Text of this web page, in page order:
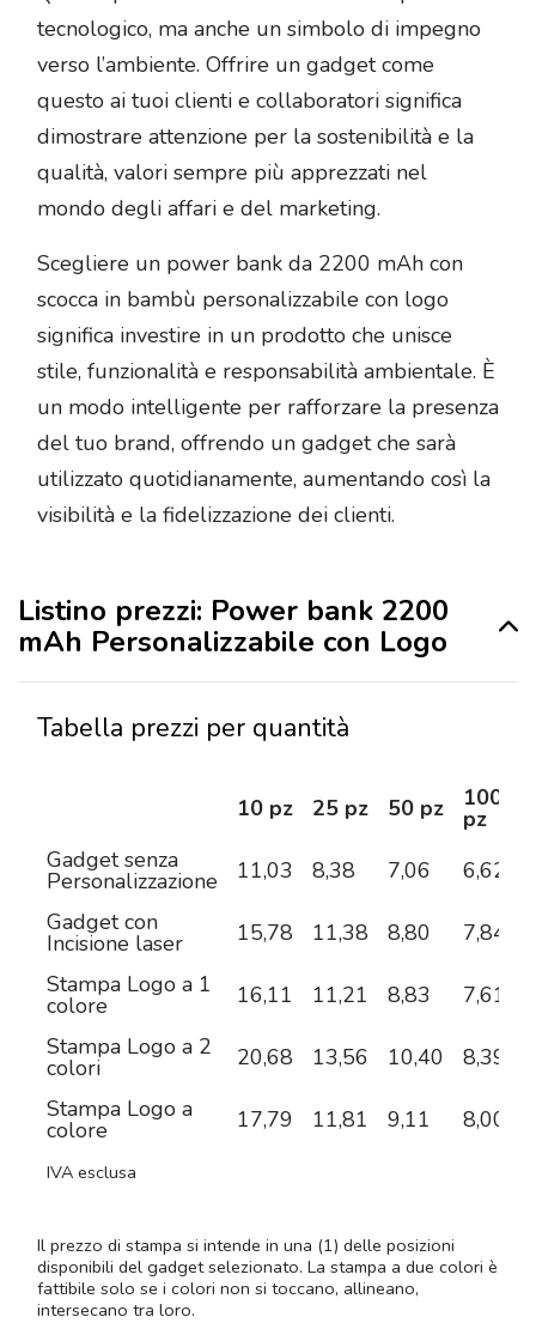
tecnologico, ma anche un simbolo di impegno
verso l’ambiente. Offrire un gadget come
questo ai tuoi clienti e collaboratori significa
dimostrare attenzione per la sostenibilità e la
qualità, valori sempre più apprezzati nel
mondo degli affari e del marketing.
Scegliere un power bank da 2200 mAh con
scocca in bambù personalizzabile con logo
significa investire in un prodotto che unisce
stile, funzionalità e responsabilità ambientale. È
un modo intelligente per rafforzare la presenza
del tuo brand, offrendo un gadget che sarà
utilizzato quotidianamente, aumentando così la
visibilità e la fidelizzazione dei clienti.
Listino prezzi: Power bank 2200
mAh Personalizzabile con Logo
Tabella prezzi per quantità
10 pz 25 pz 50 pz 100
pz
Gadget senza
Personalizzazione 11,03 8,38 7,06 6,62
Gadget con
Incisione laser 15,78 11,38 8,80 7,84
Stampa Logo a 1
colore 16,11 11,21 8,83 7,61
Stampa Logo a 2
colori 20,68 13,56 10,40 8,39
Stampa Logo a
colore 17,79 11,81 9,11 8,00
IVA esclusa
Il prezzo di stampa si intende in una (1) delle posizioni
disponibili del gadget selezionato. La stampa a due colori è
fattibile solo se i colori non si toccano, allineano,
intersecano tra loro.